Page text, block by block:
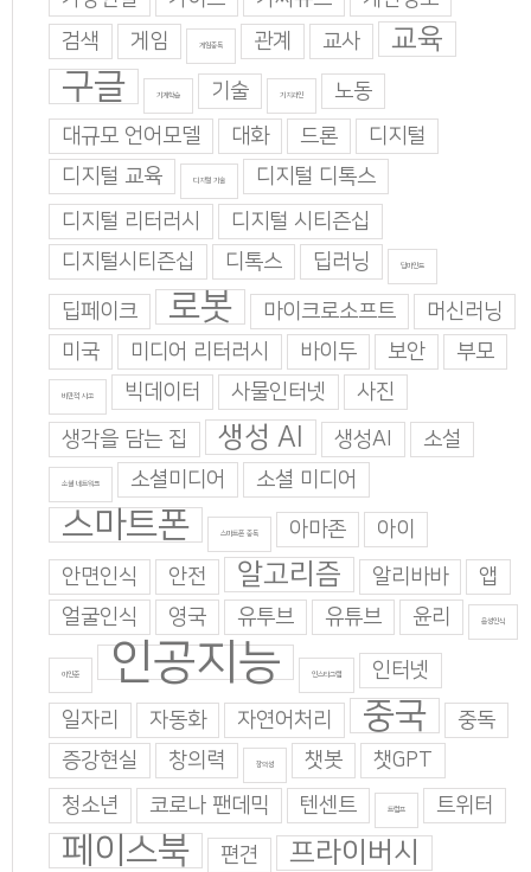
검색
게임 게임중독 관계 교사 교육
구글 기계학습 기술 기지과인
노동
대규모 언어모델
대화 드론
디지털
디지털 교육
디지털 기술
디지털 디톡스
디지털 리터러시
디지털 시티즌십
디지털시티즌십
디톡스 딥러닝 딥마인드
딥페이크 로봇 마이크로소프트
머신러닝
미국
미디어 리터러시 바이두 보안 부모
비판적 사고 빅데이터 사물인터넷
사진
생각을 담는 집
생성 AI 생성AI 소설
소셜 네트워크 소셜미디어 소셜 미디어
스마트폰 스마트폰 중독 아마존
아이
안면인식
안전 알고리즘 알리바바
앱
얼굴인식
영국 유투브 유튜브 윤리 음성인식
이인준 인공지능 인스타그램 인터넷
일자리 자동화 자연어처리 중국
중독
증강현실
창의력 창의성 챗봇
챗GPT
청소년
코로나 팬데믹 텐센트 트럼프 트위터
페이스북 편견 프라이버시